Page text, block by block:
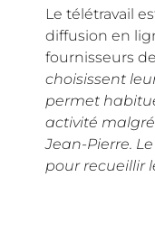
Le télétravail
diffusion en
fournisseurs de
choisissent
permet
activité
Jean-Pierre.
pour recueillir